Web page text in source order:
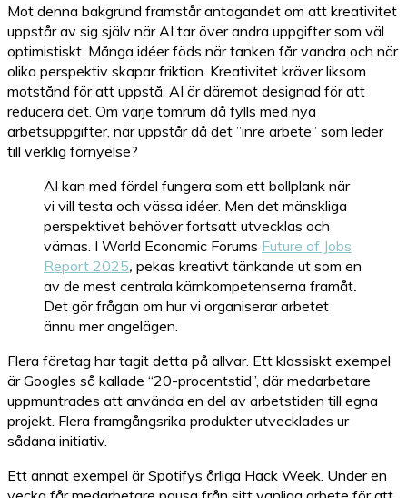
Mot denna bakgrund framstår antagandet om att kreativitet
uppstår av sig själv när AI tar över andra uppgifter som väl
optimistiskt. Många idéer föds när tanken får vandra och när
olika perspektiv skapar friktion. Kreativitet kräver liksom
motstånd för att uppstå. AI är däremot designad för att
reducera det. Om varje tomrum då fylls med nya
arbetsuppgifter, när uppstår då det ”inre arbete” som leder
till verklig förnyelse?
AI kan med fördel fungera som ett bollplank när
vi vill testa och vässa idéer. Men det mänskliga
perspektivet behöver fortsatt utvecklas och
värnas. I World Economic Forums Future of Jobs
Report 2025, pekas kreativt tänkande ut som en
av de mest centrala kärnkompetenserna framåt.
Det gör frågan om hur vi organiserar arbetet
ännu mer angelägen.
Flera företag har tagit detta på allvar. Ett klassiskt exempel
är Googles så kallade “20-procentstid”, där medarbetare
uppmuntrades att använda en del av arbetstiden till egna
projekt. Flera framgångsrika produkter utvecklades ur
sådana initiativ.
Ett annat exempel är Spotifys årliga Hack Week. Under en